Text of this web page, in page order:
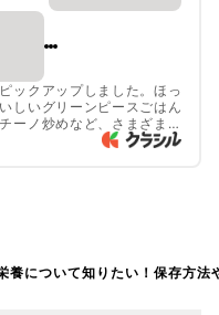
ックアップしました。ほっ
しいグリーンピースごはん
ーノ炒めなど、さまざまな
ひチェックしてみてくださ
養について知りたい！保存方法